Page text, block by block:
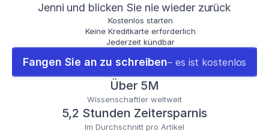
Jenni und blicken Sie nie wieder zurück
Kostenlos starten
Keine Kreditkarte erforderlich
Jederzeit kündbar
Fangen Sie an zu schreiben– es ist kostenlos
Über 5M
Wissenschaftler weltweit
5,2 Stunden Zeitersparnis
Im Durchschnitt pro Artikel